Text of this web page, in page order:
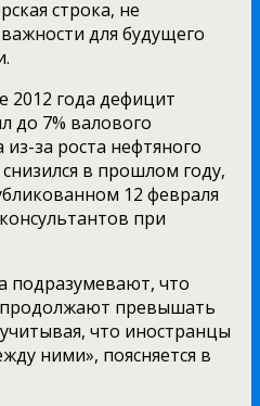
строка, не
для будущего
2012 года дефицит
до 7% валового
за роста нефтяного
в прошлом году,
12 февраля
при
подразумевают, что
превышать
что иностранцы
ними», поясняется в